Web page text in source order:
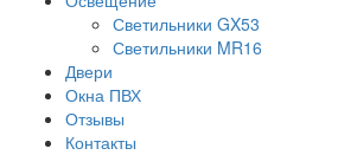
Светильники GX53
Светильники MR16
Двери
Окна ПВХ
Отзывы
Контакты